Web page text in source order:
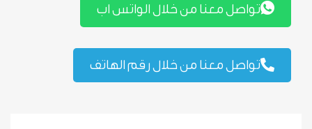
تواصل معنا من خلال الواتس اب
تواصل معنا من خلال رقم الهاتف